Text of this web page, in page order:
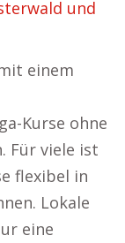
und
einem
Kurse ohne
Für viele ist
flexibel in
Lokale
eine